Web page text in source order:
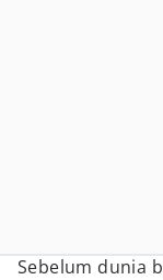
Sebelum dunia